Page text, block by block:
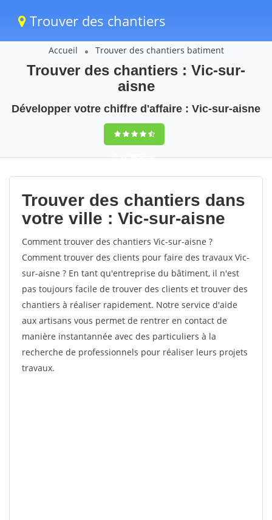
Trouver des chantiers
Accueil Trouver des chantiers batiment
Trouver des chantiers : Vic-sur-
aisne
Développer votre chiffre d'affaire : Vic-sur-aisne
9,5(100%)46
votes
Trouver des chantiers dans
votre ville : Vic-sur-aisne
Comment trouver des chantiers Vic-sur-aisne ?
Comment trouver des clients pour faire des travaux Vic-
sur-aisne ? En tant qu'entreprise du bâtiment, il n'est
pas toujours facile de trouver des clients et trouver des
chantiers à réaliser rapidement. Notre service d'aide
aux artisans vous permet de rentrer en contact de
manière instantannée avec des particuliers à la
recherche de professionnels pour réaliser leurs projets
travaux.